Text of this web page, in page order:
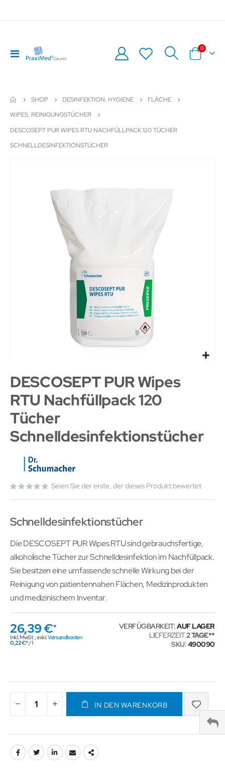
Navigation
umschalten
Warenkorb
0Artikel
SHOP DESINFEKTION, HYGIENE
FLÄCHE
WIPES, REINIGUNGSTÜCHER
DESCOSEPT PUR WIPES RTU NACHFÜLLPACK 120 TÜCHER
SCHNELLDESINFEKTIONSTÜCHER
Bildergalerie
DESCOSEPT PUR Wipes
RTU Nachfüllpack 120
Tücher
Schnelldesinfektionstücher
Seien Sie der erste, der dieses Produkt bewertet
Schnelldesinfektionstücher
Die DESCOSEPT PUR Wipes RTU sind gebrauchsfertige,
alkoholische Tücher zur Schnelldesinfektion im Nachfüllpack.
Sie besitzen eine umfassende schnelle Wirkung bei der
Reinigung von patientennahen Flächen, Medizinprodukten
und medizinischem Inventar.
26,39 €
Inkl. MwSt.,exkl.Versandkosten
0,22 € / 1
VERFÜGBARKEIT:AUF LAGER
LIEFERZEIT2 TAGE
SKU 490090
IN DEN WARENKORB